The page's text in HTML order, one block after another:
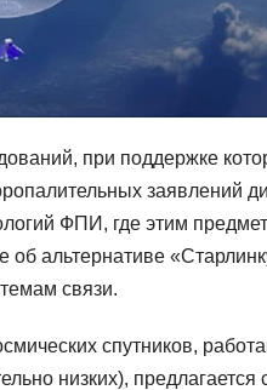
при поддержке
заявлений
ФПИ, где этим
об альтернативе
связи.
спутников,
низких),